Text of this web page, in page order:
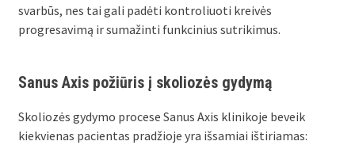
svarbūs, nes tai gali padėti kontroliuoti kreivės
progresavimą ir sumažinti funkcinius sutrikimus.
Sanus Axis požiūris į skoliozės gydymą
Skoliozės gydymo procese Sanus Axis klinikoje beveik
kiekvienas pacientas pradžioje yra išsamiai ištiriamas: